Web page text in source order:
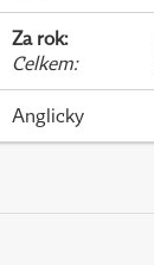
Za rok:
Celkem:
Anglicky